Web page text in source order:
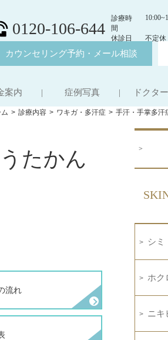
0120-106-644
診療時
間
休診日 不定休
カウンセリング予約・メール相談
案内 症例写真 ドクタ
診療内容 ワキガ・多汗症 手汗・手掌多汗
たかん
流れ
シミ
ホク
ニキ